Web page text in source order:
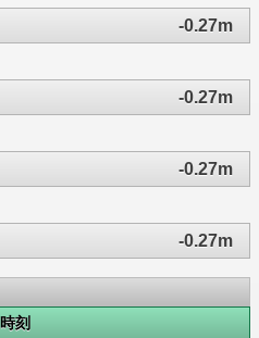
-0.27m
-0.27m
-0.27m
-0.27m
時刻